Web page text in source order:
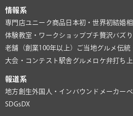
情報系
専門店ユニーク商品 日本初・世界初結婚
体験教室・ワークショッププチ贅沢バズ
老舗（創業100年以上）
ご当地グルメ 伝統
大会・コンテスト 駅舎グルメ ロケ弁打ち
報道系
地方創生外国人・インバウンド メーカー
SDGs DX